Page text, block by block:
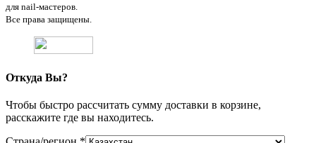
для nail-мастеров.
Все права защищены.
Откуда Вы?
Чтобы быстро рассчитать сумму доставки в корзине,
расскажите где вы находитесь.